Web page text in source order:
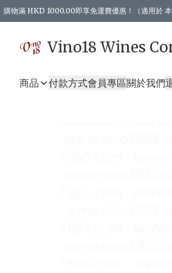
購物滿 HKD 1000.00即享免運費優惠！（適用於
Vino18 Wines
商品 付款方式會員專區關於我們